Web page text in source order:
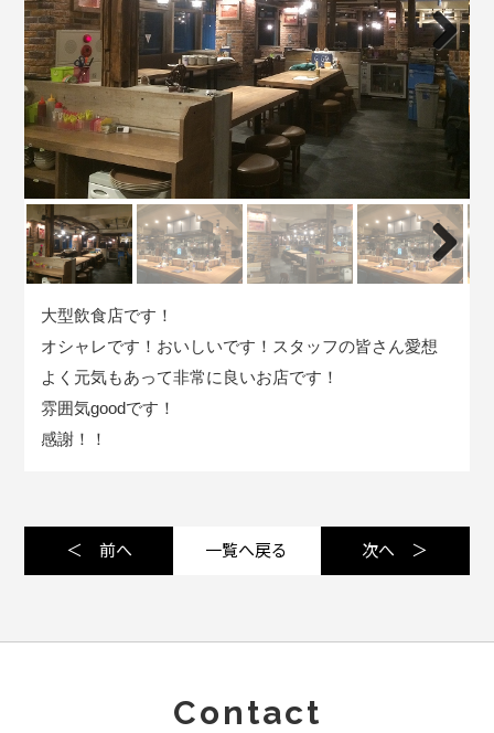
Next
Next
大型飲食店です！
オシャレです！おいしいです！スタッフの皆さん愛想
よく元気もあって非常に良いお店です！
雰囲気goodです！
感謝！！
＜ 前へ 一覧へ戻る 次へ ＞
Contact